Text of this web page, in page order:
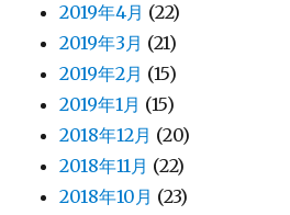
2019年4月 (22)
2019年3月 (21)
2019年2月 (15)
2019年1月 (15)
2018年12月 (20)
2018年11月 (22)
2018年10月 (23)